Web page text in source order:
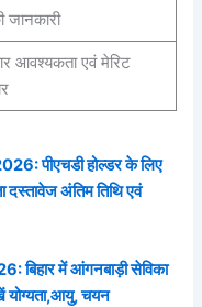
जानकारी
आवश्यकता एवं मेरिट
पीएचडी होल्डर के लिए
दस्तावेज अंतिम तिथि एवं
में आंगनबाड़ी सेविका
योग्यता,आयु, चयन